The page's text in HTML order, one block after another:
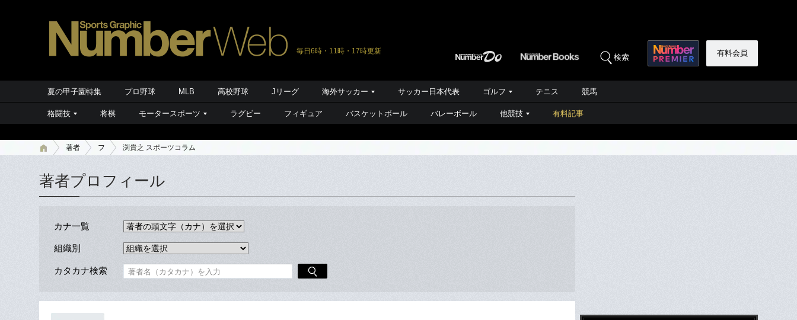
毎日6時・11時・17時更新
検索 有料会員
夏の甲子園特集 プロ野球 MLB 高校野球 Jリーグ 海外サッカー サッカー日本代表 ゴルフ テニス 競馬
格闘技 将棋 モータースポーツ ラグビー フィギュア バスケットボール バレーボール 他競技 有料記事
著者 フ 渕貴之 スポーツコラム
著者プロフィール
カナ一覧
組織別
カタカナ検索